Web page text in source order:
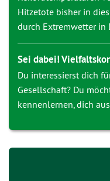
Hitzetote bisher in
durch Extremwetter in
Sei dabei!
Du interessierst dich
Gesellschaft? Du
kennenlernen, dich